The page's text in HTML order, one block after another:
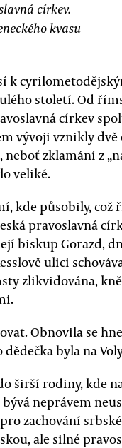
církev.
kvasu
k
století. Od
církev
vývoji vznikly
zklamání z
veliké.
kde působily,
pravoslavná
biskup Gorazd,
ulici
zlikvidována,
Obnovila se
byla na
širší rodiny, kde
neprávem
zachování
ale silné